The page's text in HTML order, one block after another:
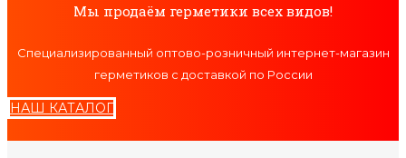
Мы продаём герметики всех видов!
Специализированный оптово-розничный интернет-магазин
герметиков с доставкой по России
НАШ КАТАЛОГ